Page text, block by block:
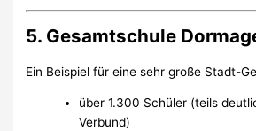
5. Gesamtschule
Ein Beispiel für eine sehr große Stadt-
über 1.300 Schüler (teils
Verbund)